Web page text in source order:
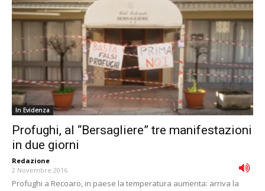
In Evidenza
Profughi, al “Bersagliere” tre manifestazioni
in due giorni
Redazione -
2 Novembre 2016
Profughi a Recoaro, in paese la temperatura aumenta: arriva la